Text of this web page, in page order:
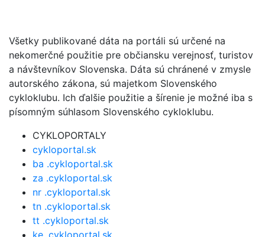
Všetky publikované dáta na portáli sú určené na
nekomerčné použitie pre občiansku verejnosť, turistov
a návštevníkov Slovenska. Dáta sú chránené v zmysle
autorského zákona, sú majetkom Slovenského
cykloklubu. Ich ďalšie použitie a šírenie je možné iba s
písomným súhlasom Slovenského cykloklubu.
CYKLOPORTALY
cykloportal.sk
ba .cykloportal.sk
za .cykloportal.sk
nr .cykloportal.sk
tn .cykloportal.sk
tt .cykloportal.sk